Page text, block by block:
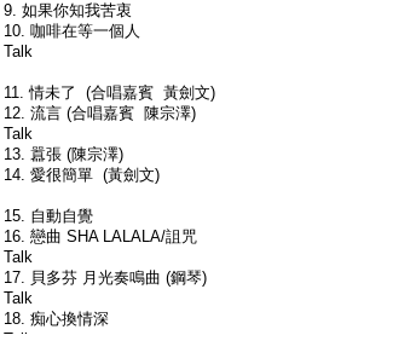
9. 如果你知我苦衷
10. 咖啡在等一個人
Talk
11. 情未了 (合唱嘉賓 黃劍文)
12. 流言 (合唱嘉賓 陳宗澤)
Talk
13. 囂張 (陳宗澤)
14. 愛很簡單 (黃劍文)
15. 自動自覺
16. 戀曲 SHA LALALA/詛咒
Talk
17. 貝多芬 月光奏鳴曲 (鋼琴)
Talk
18. 痴心換情深